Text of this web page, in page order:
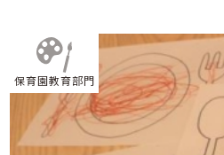
保育園教育部門